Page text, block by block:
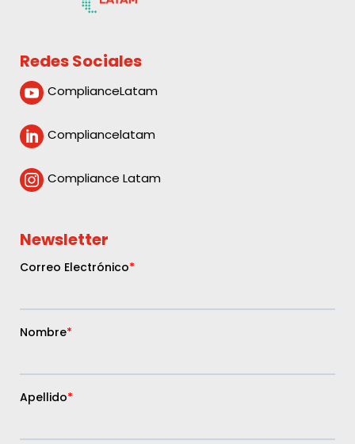
Redes Sociales
 ComplianceLatam
 Compliancelatam
 Compliance Latam
Newsletter